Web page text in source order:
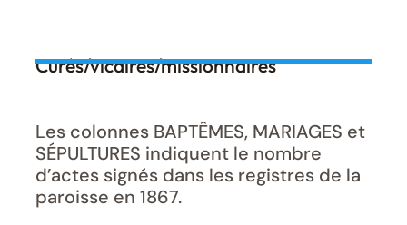
Curés/vicaires/missionnaires
Les colonnes BAPTÊMES, MARIAGES et
SÉPULTURES indiquent le nombre
d’actes signés dans les registres de la
paroisse en 1867.